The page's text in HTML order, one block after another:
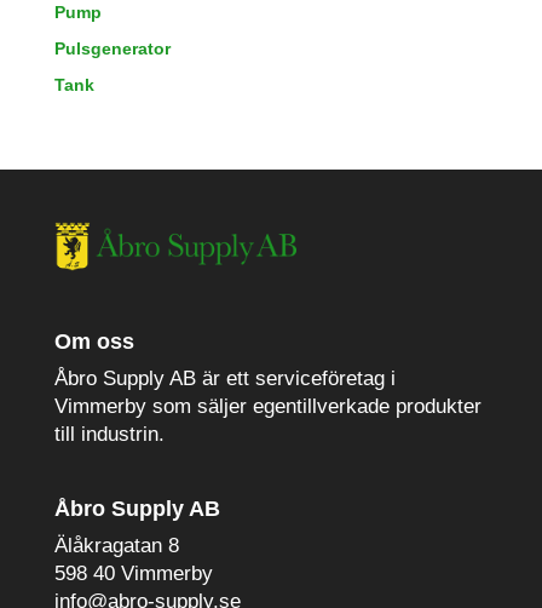
Pump
Pulsgenerator
Tank
Om oss
Åbro Supply AB är ett serviceföretag i
Vimmerby som säljer egentillverkade produkter
till industrin.
Åbro Supply AB
Älåkragatan 8
598 40 Vimmerby
info@abro-supply.se